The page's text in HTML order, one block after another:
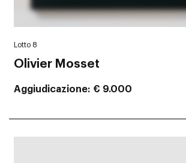
Lotto 8
Olivier Mosset
Aggiudicazione € 9.000